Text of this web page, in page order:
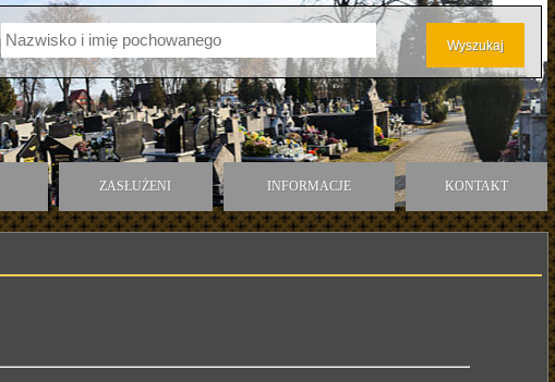
ZASŁUŻENI INFORMACJE KONTAKT